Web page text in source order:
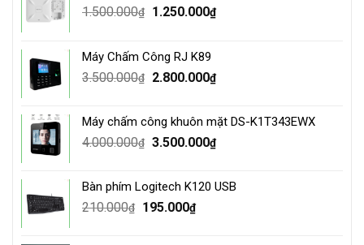
1.500.000₫
Original
1.500.000₫.
1.250.000₫Current
Máy Chấm Công RJ K89
3.500.000₫
Original
3.500.000₫.
2.800.000₫Current
2.800.000₫.
Máy chấm công khuôn mặt DS-K1T343EWX
4.000.000₫ Original
4.000.000₫.
3.500.000₫Current
3.500.000₫.
Bàn phím Logitech K120 USB
210.000₫
Original
195.000₫Current